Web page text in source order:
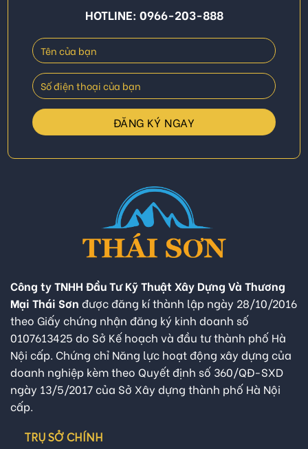
HOTLINE: 0966-203-888
Công ty TNHH Đầu Tư Kỹ Thuật Xây Dựng Và Thương
Mại Thái Sơn được đăng kí thành lập ngày 28/10/2016
theo Giấy chứng nhận đăng ký kinh doanh số
0107613425 do Sở Kế hoạch và đầu tư thành phố Hà
Nội cấp. Chứng chỉ Năng lực hoạt động xây dựng của
doanh nghiệp kèm theo Quyết định số 360/QĐ-SXD
ngày 13/5/2017 của Sở Xây dựng thành phố Hà Nội
cấp.
TRỤ SỞ CHÍNH